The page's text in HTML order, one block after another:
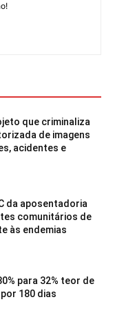
que criminaliza
de imagens
acidentes e
da aposentadoria
comunitários de
às endemias
para 32% teor de
180 dias